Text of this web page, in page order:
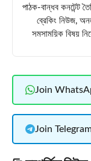
পাঠক-বান্ধব কনটেন্ট
ব্রেকিং নিউজ,
সমসাময়িক বিষয়
Join
Join